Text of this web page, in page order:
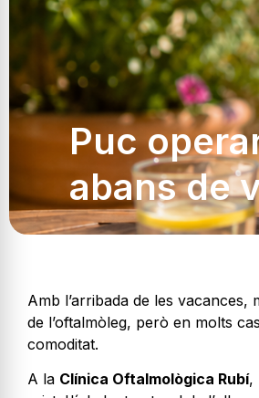
Puc
abans de
Amb l’arribada de les
de l’oftalmòleg, però en molts
comoditat.
A la Clínica Oftalmològica Rubí,